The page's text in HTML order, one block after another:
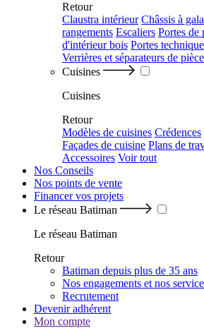
Retour
Claustra intérieur Châssis à
rangements Escaliers Portes de
d'intérieur bois Portes
Verrières et séparateurs de pièce
Cuisines
Cuisines
Retour
Modèles de cuisines Crédences
Façades de cuisine Plans de
Accessoires Voir tout
Nos Conseils
Nos points de vente
Financer vos projets
Le réseau Batiman
Le réseau Batiman
Retour
Batiman depuis plus de 35 ans
Nos engagements et nos
Recrutement
Devenir adhérent
Mon compte